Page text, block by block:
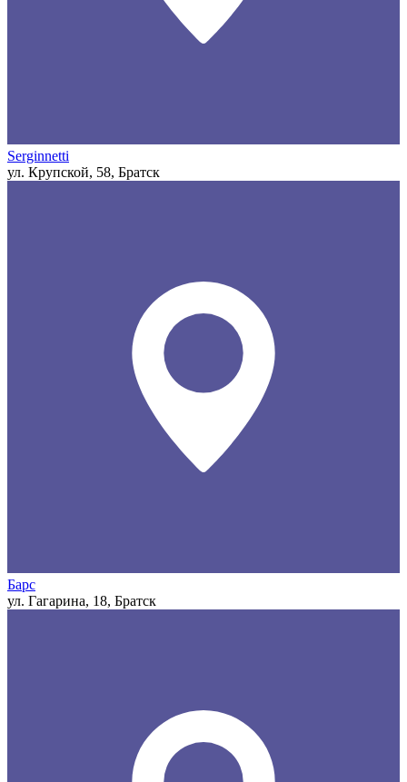
Serginnetti
ул. Крупской, 58, Братск
Барс
ул. Гагарина, 18, Братск